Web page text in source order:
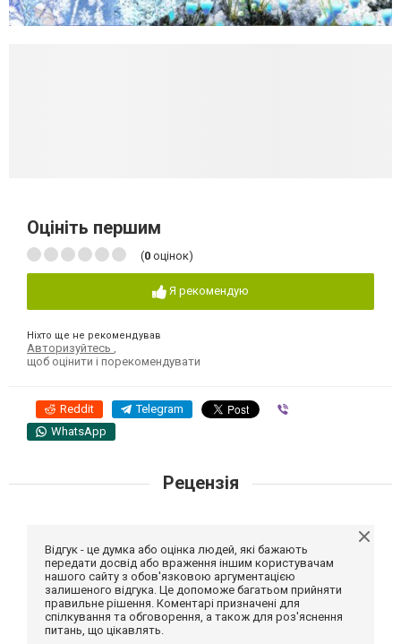
Оцініть першим
(0 оцінок)
Я рекомендую
Ніхто ще не рекомендував
Авторизуйтесь
щоб оцінити і порекомендувати
Reddit Telegram
WhatsApp
Рецензія
Відгук - це думка або оцінка людей, які бажають
передати досвід або враження іншим користувачам
нашого сайту з обов'язковою аргументацією
залишеного відгука. Це допоможе багатьом прийняти
правильне рішення. Коментарі призначені для
спілкування та обговорення, а також для роз'яснення
питань, що цікавлять.